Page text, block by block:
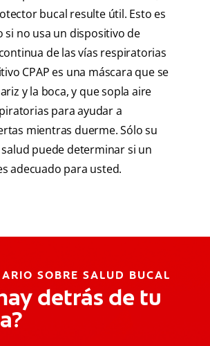
bucal resulte útil. Esto es
no usa un dispositivo de
de las vías respiratorias
CPAP es una máscara que se
y la boca, y que sopla aire
para ayudar a
mientras duerme. Sólo su
puede determinar si un
adecuado para usted.
SOBRE SALUD BUCAL
detrás de tu